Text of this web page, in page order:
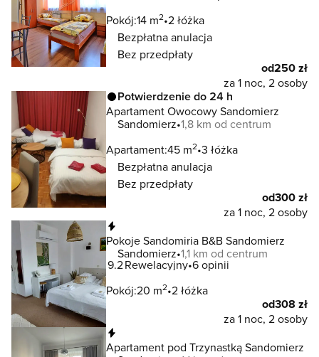
Pokój:14 m2 2 łóżka
Bezpłatna anulacja
Bez przedpłaty
od250 zł
za 1 noc, 2 osoby
Potwierdzenie do 24 h
Apartament Owocowy Sandomierz
Sandomierz 1,8 km od centrum
Apartament:45 m2 3 łóżka
Bezpłatna anulacja
Bez przedpłaty
od300 zł
za 1 noc, 2 osoby
Pokoje Sandomiria B&B Sandomierz
Sandomierz 1,1 km od centrum
9.2Rewelacyjny 6 opinii
Pokój:20 m2 2 łóżka
od308 zł
za 1 noc, 2 osoby
Apartament pod Trzynastką Sandomierz